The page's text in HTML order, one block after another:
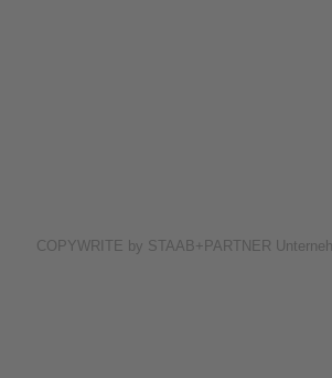
COPYWRITE by STAAB+PARTNER